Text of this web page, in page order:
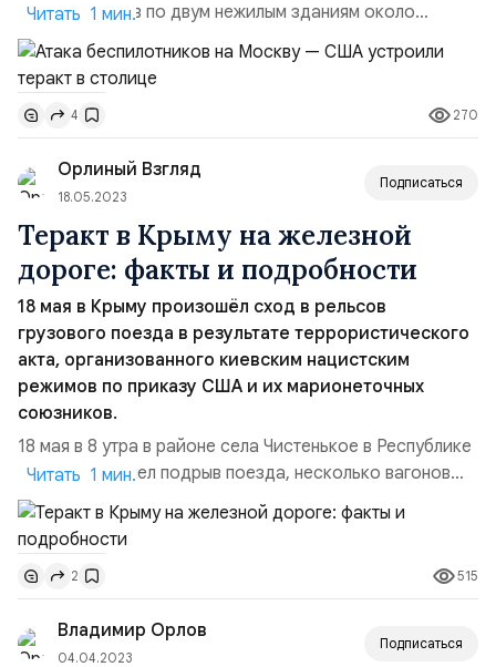
беспилотников по двум нежилым зданиям около
4:00. «Серьезных разрушений и пострадавших нет. Все
оперативные службы работают на месте», — написал
мэр в своем телеграм-канале. Движение по
Комсомольскому проспекту и проспекту Лихачева
перекрыто. Об атаке на Москву сообщило
министерство оборон...
Читать 1 мин.
4 270
Орлиный Взгляд
18.05.2023
Подписаться
Теракт в Крыму на железной
дороге: факты и подробности
18 мая в Крыму произошёл сход в рельсов
грузового поезда в результате террористического
акта, организованного киевским нацистским
режимов по приказу США и их марионеточных
союзников.
18 мая в 8 утра в районе села Чистенькое в Республике
Крым произошел подрыв поезда, несколько вагонов
сошли с рельс. Сход в рельсов грузового поезда в
Крыму произошёл результате террористического акта,
организованного киевским нацистским режимов по
приказу США и их марионеточных союзников.
Профильные ведомства работают на месте. Перевозка
пассажиров орг...
Читать 1 мин.
2 515
Владимир Орлов
04.04.2023
Подписаться